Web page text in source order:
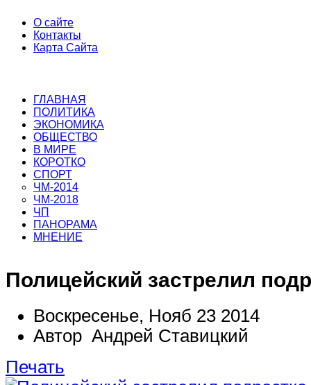
О сайте
Контакты
Карта Сайта
ГЛАВНАЯ
ПОЛИТИКА
ЭКОНОМИКА
ОБЩЕСТВО
В МИРЕ
КОРОТКО
СПОРТ
ЧМ-2014
ЧМ-2018
ЧП
ПАНОРАМА
МНЕНИЕ
Полицейский застрелил
Воскресенье, Нояб 23 2014
Автор Андрей Ставицкий
Печать